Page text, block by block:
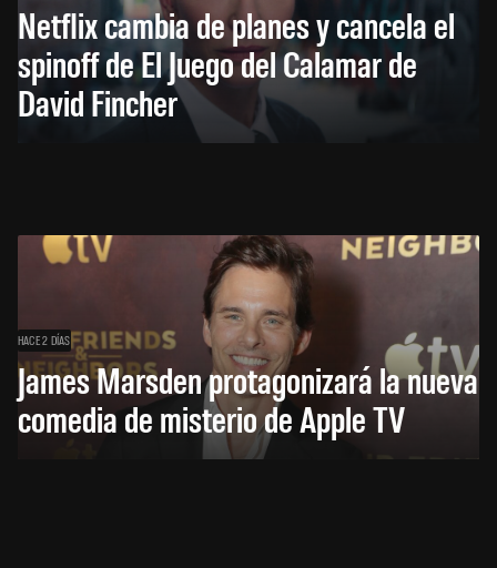
Netflix cambia de planes y cancela el
spinoff de El Juego del Calamar de
David Fincher
HACE 2 DÍAS
James Marsden protagonizará la nueva
comedia de misterio de Apple TV